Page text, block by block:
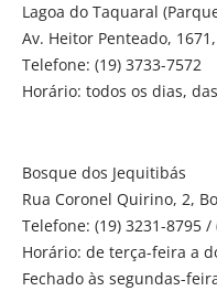
Lagoa do Taquaral
Av. Heitor Penteado,
Telefone: (19) 3733-7572
Horário: todos os dias,
Bosque dos Jequitibás
Rua Coronel Quirino, 2,
Telefone: (19) 3231-8795 /
Horário: de terça-feira a
Fechado às segundas-